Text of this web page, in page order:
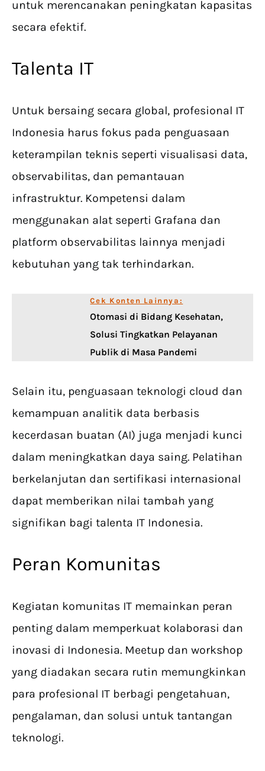
untuk merencanakan peningkatan kapasitas
secara efektif.
Talenta IT
Untuk bersaing secara global, profesional IT
Indonesia harus fokus pada penguasaan
keterampilan teknis seperti visualisasi data,
observabilitas, dan pemantauan
infrastruktur. Kompetensi dalam
menggunakan alat seperti Grafana dan
platform observabilitas lainnya menjadi
kebutuhan yang tak terhindarkan.
Cek Konten Lainnya:
Otomasi di Bidang Kesehatan,
Solusi Tingkatkan Pelayanan
Publik di Masa Pandemi
Selain itu, penguasaan teknologi cloud dan
kemampuan analitik data berbasis
kecerdasan buatan (AI) juga menjadi kunci
dalam meningkatkan daya saing. Pelatihan
berkelanjutan dan sertifikasi internasional
dapat memberikan nilai tambah yang
signifikan bagi talenta IT Indonesia.
Peran Komunitas
Kegiatan komunitas IT memainkan peran
penting dalam memperkuat kolaborasi dan
inovasi di Indonesia. Meetup dan workshop
yang diadakan secara rutin memungkinkan
para profesional IT berbagi pengetahuan,
pengalaman, dan solusi untuk tantangan
teknologi.